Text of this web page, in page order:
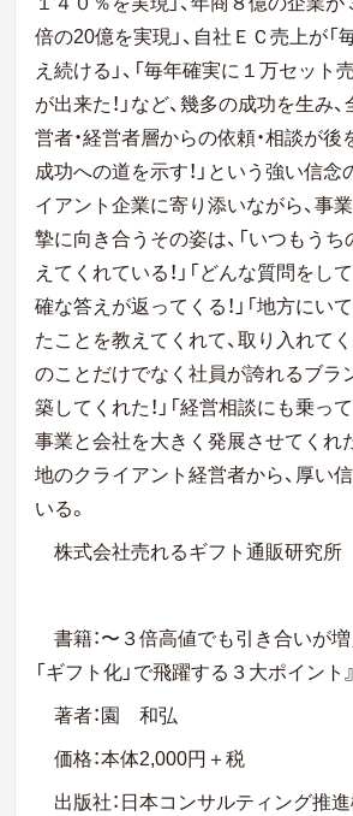
倍の20億を実現」、自社ＥＣ売上が
え続ける」、「毎年確実に１万セット
が出来た！」など、幾多の成功を生み
営者・経営者層からの依頼・相談が後
成功への道を示す！」という強い信念
イアント企業に寄り添いながら、事
摯に向き合うその姿は、「いつもうち
えてくれている！」「どんな質問をし
確な答えが返ってくる！」「地方にい
たことを教えてくれて、取り入れてく
のことだけでなく社員が誇れるブラ
築してくれた！」「経営相談にも乗って
事業と会社を大きく発展させてくれた
地のクライアント経営者から、厚い
いる。
株式会社売れるギフト通販研究
書籍：〜３倍高値でも引き合いが
「ギフト化」で飛躍する３大ポイント』
著者：園 和弘
価格：本体2,000円＋税
出版社：日本コンサルティング推